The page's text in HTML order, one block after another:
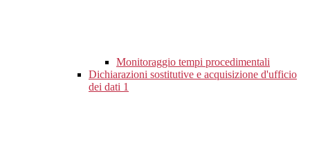
Monitoraggio tempi procedimentali
Dichiarazioni sostitutive e acquisizione d'ufficio
dei dati 1